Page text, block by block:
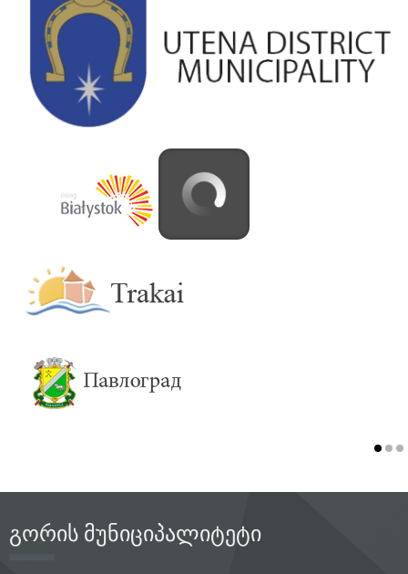
გორის მუნიციპალიტეტი